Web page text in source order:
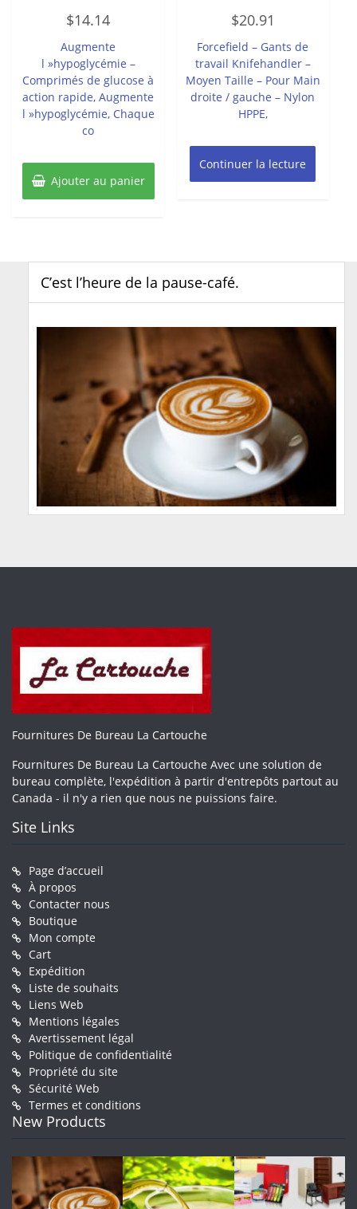
0
sur
$14.14
Augmente
l »hypoglycémie –
Comprimés de glucose à
action rapide, Augmente
l »hypoglycémie, Chaque
co
Ajouter au panier
0
sur
$20.91
Forcefield – Gants de
travail Knifehandler –
Moyen Taille – Pour Main
droite / gauche – Nylon
HPPE,
Continuer la lecture
C’est l’heure de la pause-café.
Fournitures De Bureau La Cartouche
Fournitures De Bureau La Cartouche Avec une solution de
bureau complète, l'expédition à partir d'entrepôts partout au
Canada - il n'y a rien que nous ne puissions faire.
Site Links
Page d’accueil
À propos
Contacter nous
Boutique
Mon compte
Cart
Expédition
Liste de souhaits
Liens Web
Mentions légales
Avertissement légal
Politique de confidentialité
Propriété du site
Sécurité Web
Termes et conditions
New Products